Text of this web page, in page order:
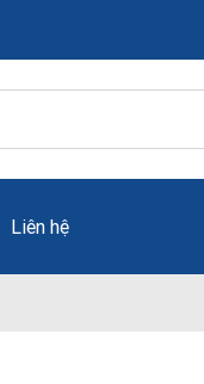
Liên hệ